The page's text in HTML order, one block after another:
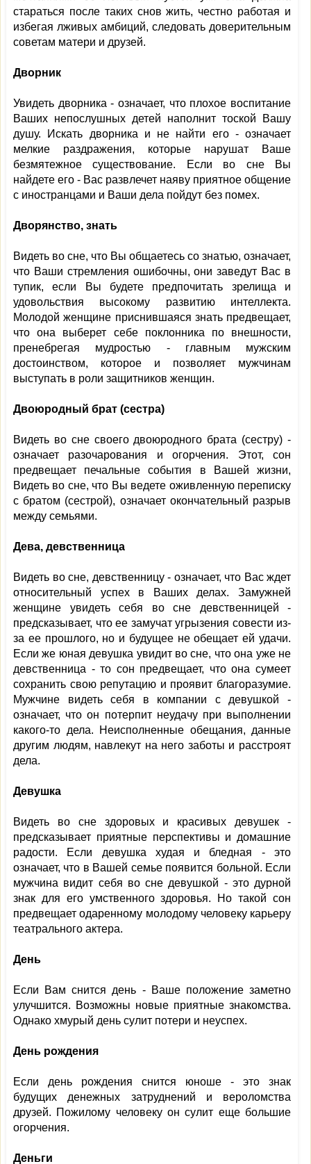
стараться после таких снов жить, честно работая и
избегая лживых амбиций, следовать доверительным
советам матери и друзей.
Дворник
Увидеть дворника - означает, что плохое воспитание
Ваших непослушных детей наполнит тоской Вашу
душу. Искать дворника и не найти его - означает
мелкие раздражения, которые нарушат Ваше
безмятежное существование. Если во сне Вы
найдете его - Вас развлечет наяву приятное общение
с иностранцами и Ваши дела пойдут без помех.
Дворянство, знать
Видеть во сне, что Вы общаетесь со знатью, означает,
что Ваши стремления ошибочны, они заведут Вас в
тупик, если Вы будете предпочитать зрелища и
удовольствия высокому развитию интеллекта.
Молодой женщине приснившаяся знать предвещает,
что она выберет себе поклонника по внешности,
пренебрегая мудростью - главным мужским
достоинством, которое и позволяет мужчинам
выступать в роли защитников женщин.
Двоюродный брат (сестра)
Видеть во сне своего двоюродного брата (сестру) -
означает разочарования и огорчения. Этот, сон
предвещает печальные события в Вашей жизни,
Видеть во сне, что Вы ведете оживленную переписку
с братом (сестрой), означает окончательный разрыв
между семьями.
Дева, девственница
Видеть во сне, девственницу - означает, что Вас ждет
относительный успех в Ваших делах. Замужней
женщине увидеть себя во сне девственницей -
предсказывает, что ее замучат угрызения совести из-
за ее прошлого, но и будущее не обещает ей удачи.
Если же юная девушка увидит во сне, что она уже не
девственница - то сон предвещает, что она сумеет
сохранить свою репутацию и проявит благоразумие.
Мужчине видеть себя в компании с девушкой -
означает, что он потерпит неудачу при выполнении
какого-то дела. Неисполненные обещания, данные
другим людям, навлекут на него заботы и расстроят
дела.
Девушка
Видеть во сне здоровых и красивых девушек -
предсказывает приятные перспективы и домашние
радости. Если девушка худая и бледная - это
означает, что в Вашей семье появится больной. Если
мужчина видит себя во сне девушкой - это дурной
знак для его умственного здоровья. Но такой сон
предвещает одаренному молодому человеку карьеру
театрального актера.
День
Если Вам снится день - Ваше положение заметно
улучшится. Возможны новые приятные знакомства.
Однако хмурый день сулит потери и неуспех.
День рождения
Если день рождения снится юноше - это знак
будущих денежных затруднений и вероломства
друзей. Пожилому человеку он сулит еще большие
огорчения.
Деньги